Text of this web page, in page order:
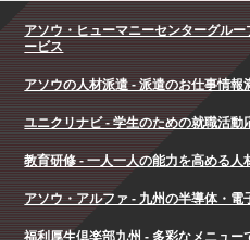
アソウ・ヒューマニーセンターグル
ービス
アソウの人材派遣 - 派遣のお仕事情報
ユニクリナビ - 学生のための就職活動
教育研修 - 一人一人の能力を高める人
アソウ・アルファ - 九州の半導体・電
福利厚生倶楽部九州 - 多彩なメニュー